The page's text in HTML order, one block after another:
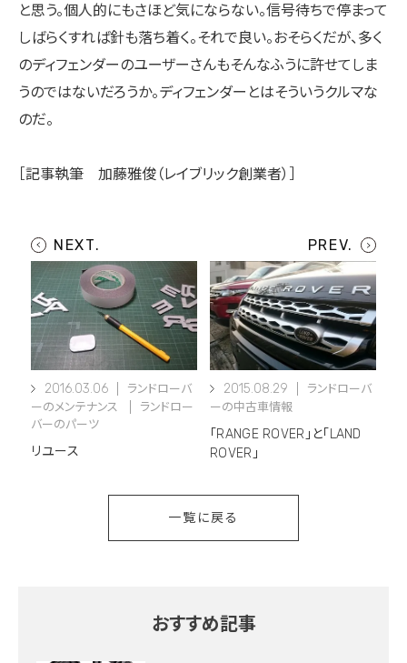
と思う。個人的にもさほど気にならない。信号待ちで停まって
しばらくすれば針も落ち着く。それで良い。おそらくだが、多く
のディフェンダーのユーザーさんもそんなふうに許せてしま
うのではないだろうか。ディフェンダーとはそういうクルマな
のだ。
［記事執筆 加藤雅俊（レイブリック創業者）］
2016.03.06
ランドローバ
ーのメンテナンス
ランドロー
バーのパーツ
リユース
2015.08.29
ランドローバ
ーの中古車情報
「RANGE ROVER」と「LAND
ROVER」
一覧に戻る
おすすめ記事